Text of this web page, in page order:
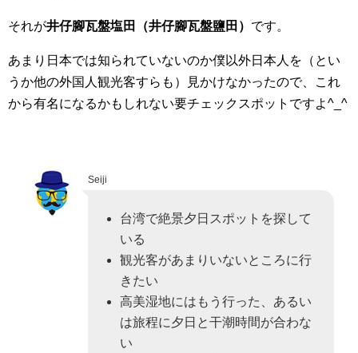
それが井仔腳瓦盤塩田（井仔腳瓦盤鹽田） です。
あまり日本では知られていないのか僕以外日本人を（とい
うか他の外国人観光客すらも）見かけなかったので、これ
から有名になるかもしれない要チェックスポットですよ^_^
Seiji
台湾で絶景夕日スポットを探して
いる
観光客があまりいないところに行
きたい
高美湿地にはもう行った、あるい
は旅程に夕日と干潮時間が合わな
い